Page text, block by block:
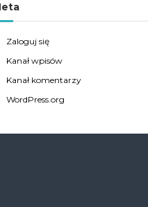
Zaloguj się
Kanał wpisów
Kanał komentarzy
WordPress.org